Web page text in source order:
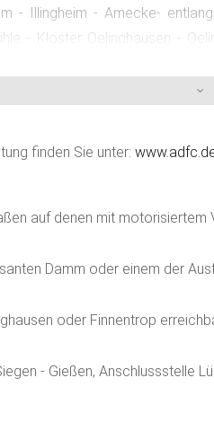
- Illingheim - Amecke-
- Kloster Oelinghausen -
- 49 - 52 - 53 - 41 - 39 - 40 - 35
finden Sie unter:
auf denen mit motorisiertem
Damm oder einem der
oder Finnentrop
- Gießen, Anschlussstelle